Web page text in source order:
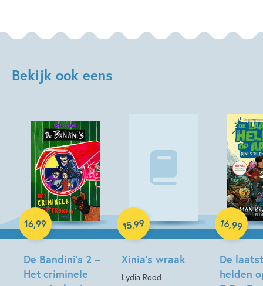
Bekijk ook eens
De Bandini’s 2 –
Het criminele
16,99
Hardcover
Xinia’s wraak
Lydia Rood
15,99
De
helden
16,99
Hardcover